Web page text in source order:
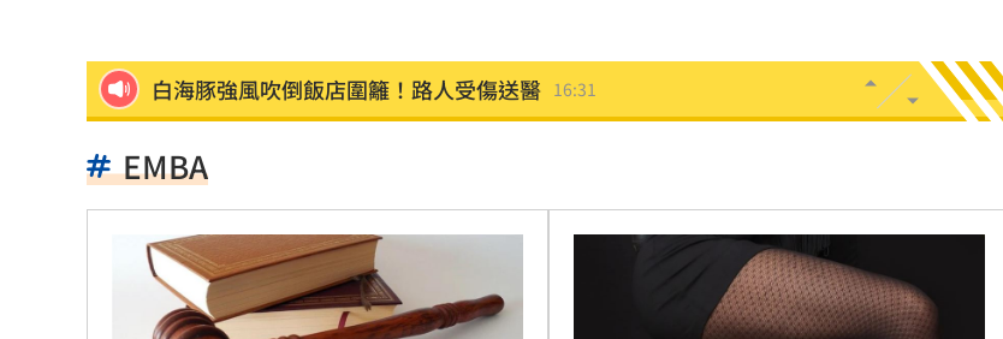
白海豚強風吹倒飯店圍籬！路人受傷送醫 16:31
突破中國打壓！台獲邀太平洋島國論壇峰會
新／有望放颱風假?8縣市明達停班停課標準
EMBA